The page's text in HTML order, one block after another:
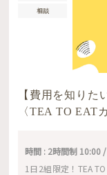
相談
【費用を知りた
〈TEA TO EAT
時間 : 2時間制
1日2組限定！TEA